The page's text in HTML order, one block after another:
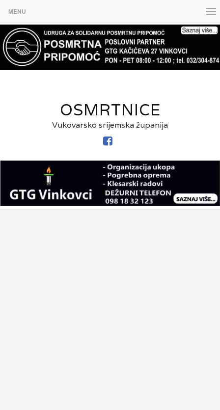
MENU
OSMRTNICE
Vukovarsko srijemska županija